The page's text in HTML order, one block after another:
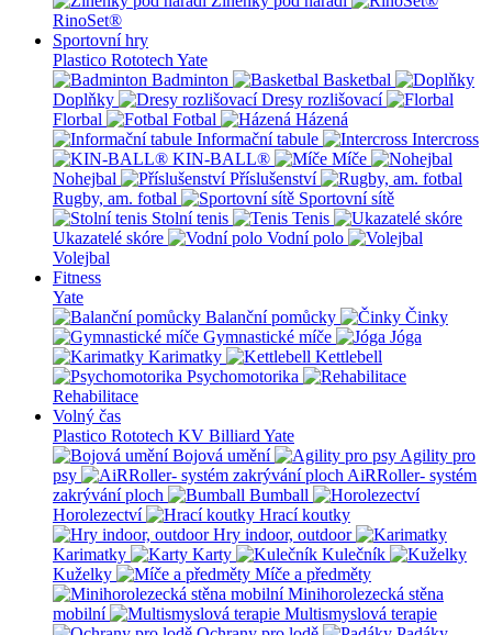
RinoSet®
Sportovní hry
Plastico Rototech Yate
Badminton
Basketbal
Doplňky
Dresy rozlišovací
Florbal
Fotbal
Házená
Informační tabule
Intercross
KIN-BALL®
Míče
Nohejbal
Příslušenství
Rugby, am. fotbal
Sportovní sítě
Stolní tenis
Tenis
Ukazatelé skóre
Vodní polo
Volejbal
Fitness
Yate
Balanční pomůcky
Činky
Gymnastické míče
Jóga
Karimatky
Kettlebell
Psychomotorika
Rehabilitace
Volný čas
Plastico Rototech KV Billiard Yate
Bojová umění
Agility pro
psy
AiRRoller- systém
zakrývání ploch
Bumball
Horolezectví
Hrací koutky
Hry indoor, outdoor
Karimatky
Karty
Kulečník
Kuželky
Míče a předměty
Minihorolezecká stěna
mobilní
Multismyslová terapie